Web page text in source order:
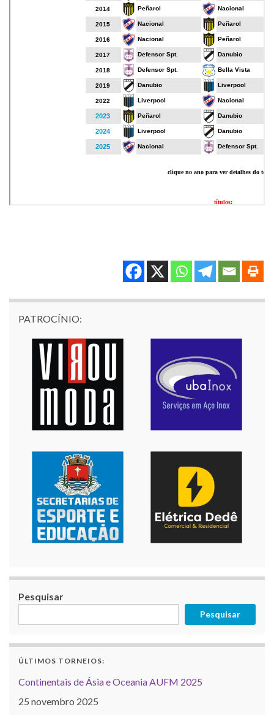
PATROCÍNIO:
Pesquisar
Pesquisar
ÚLTIMOS TORNEIOS:
Continentais de Ásia e Oceania AUFM 2025
25 novembro 2025